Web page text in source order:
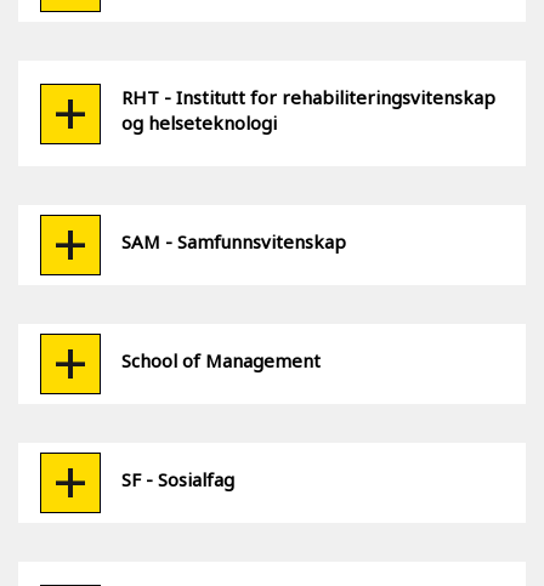
RHT - Institutt for rehabiliteringsvitenskap
og helseteknologi
SAM - Samfunnsvitenskap
School of Management
SF - Sosialfag